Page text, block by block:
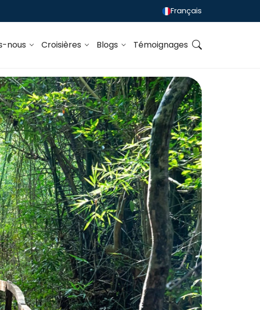
Français
nous Croisières Blogs Témoignages